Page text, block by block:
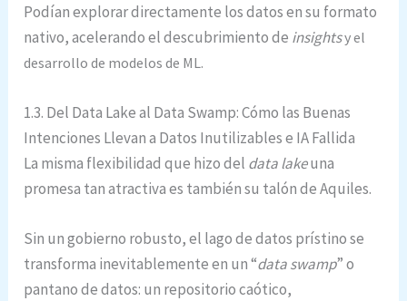
Podían explorar directamente los datos en su formato
nativo, acelerando el descubrimiento de insightsy el
desarrollo de modelos de ML.
1.3. Del Data Lake al Data Swamp: Cómo las Buenas
Intenciones Llevan a Datos Inutilizables e IA Fallida
La misma flexibilidad que hizo del data lakeuna
promesa tan atractiva es también su talón de Aquiles.
Sin un gobierno robusto, el lago de datos prístino se
transforma inevitablemente en un “data swamp” o
pantano de datos: un repositorio caótico,